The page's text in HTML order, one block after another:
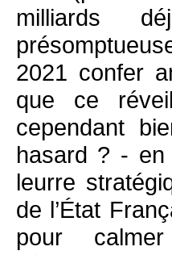
milliards
2021 confer
que ce
cependant
hasard ? -
leurre
de l’État
pour